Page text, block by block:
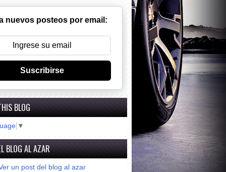
nuevos posteos por email:
Suscribirse
BLOG
▼
BLOG AL AZAR
un post del blog al azar